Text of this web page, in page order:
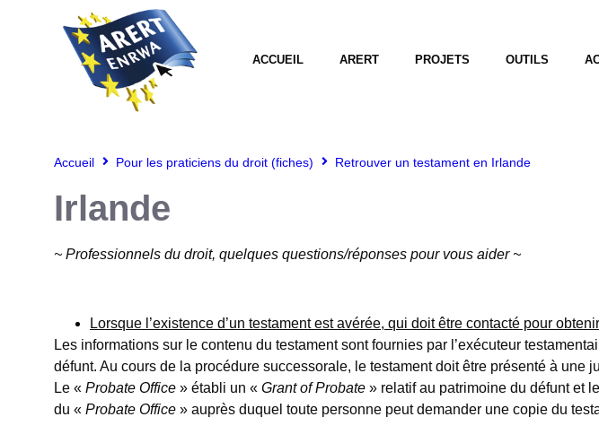
ACCUEIL ARERT PROJETS OUTILS
Accueil Pour les praticiens du droit (fiches) Retrouver un testament en Irlande
Irlande
~ Professionnels du droit, quelques questions/réponses pour vous aider ~
Lorsque l’existence d’un testament est avérée, qui doit être contacté pour
Les informations sur le contenu du testament sont fournies par l’exécuteur
défunt. Au cours de la procédure successorale, le testament doit être présenté à une
Le « Probate Office » établi un « Grant of Probate » relatif au patrimoine du défunt et
du « Probate Office » auprès duquel toute personne peut demander une copie du